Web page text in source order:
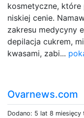
kosmetyczne,
niskiej cenie.
zakresu medycyny
depilacja cukrem,
kwasami, zabi...
Ovarnews.com
Dodano: 5 lat 8 miesięcy